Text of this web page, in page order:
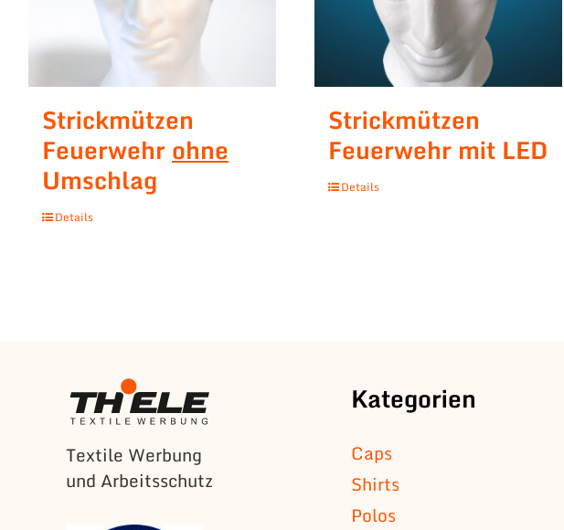
Strickmützen
Feuerwehrohne
Umschlag
Details
Strickmützen
Feuerwehr mit LED
Details
Textile Werbung
und Arbeitsschutz
Kategorien
Caps
Shirts
Polos